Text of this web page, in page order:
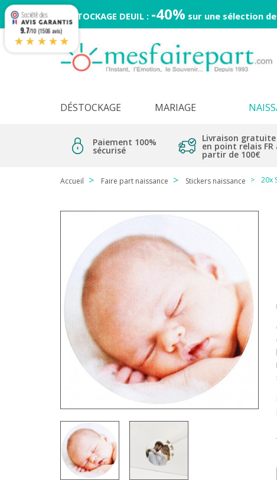
DESTOCKAGE DEUIL : -40% sur une sélection
DÉSTOCKAGE MARIAGE
Paiement 100%
sécurisé
Livraison gratuite
en point relais FR
partir de 100€
Accueil Faire part naissance Stickers naissance 20x
9.7/10 (1506 avis)
★★★★★